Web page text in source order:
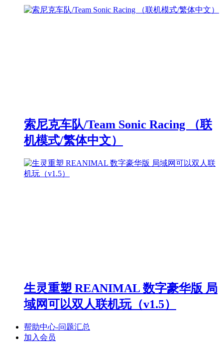
索尼克车队/Team Sonic Racing （联
机模式/繁体中文）
生灵重塑 REANIMAL 数字豪华版 局
域网可以双人联机玩（v1.5）
帮助中心-问题汇总
加入会员